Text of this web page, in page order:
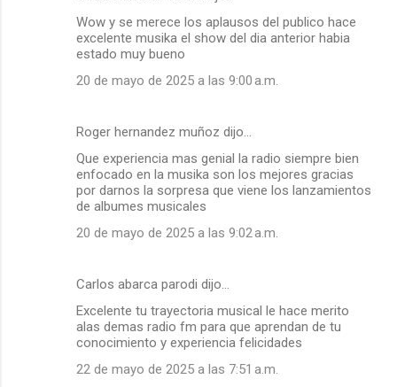
Wow y se merece los aplausos del publico hace
excelente musika el show del dia anterior habia
estado muy bueno
20 de mayo de 2025 a las 9:00 a.m.
Roger hernandez muñoz dijo…
Que experiencia mas genial la radio siempre bien
enfocado en la musika son los mejores gracias
por darnos la sorpresa que viene los lanzamientos
de albumes musicales
20 de mayo de 2025 a las 9:02 a.m.
Carlos abarca parodi dijo…
Excelente tu trayectoria musical le hace merito
alas demas radio fm para que aprendan de tu
conocimiento y experiencia felicidades
22 de mayo de 2025 a las 7:51 a.m.